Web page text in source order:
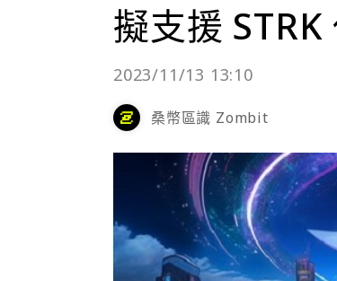
擬支援
2023/11/13 13:10
桑幣區識 Zombit